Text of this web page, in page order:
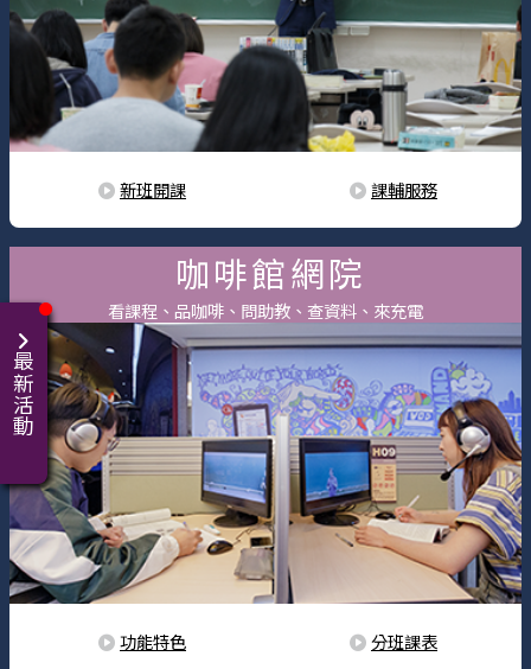
新班開課 課輔服務
咖啡館網院
看課程、品咖啡、問助教、查資料、來充電
功能特色 分班課表
最新活動